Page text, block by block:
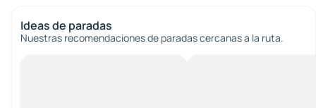
Ideas de paradas
Nuestras recomendaciones de paradas cercanas a la ruta.